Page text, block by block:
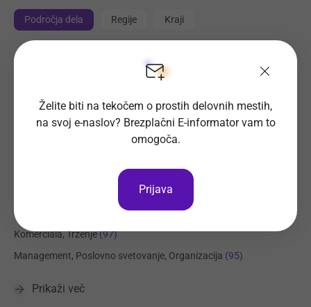
Področja dela Regije Kraji
Proizvodnja, Steklarstvo
Trgovina (216)
Transport, Nabava, Logistika(204)
Strojništvo, Metalurgija, Rudarstvo
Prehrambena industrija, Živilstvo(137)
Elektrotehnika, Elektronika, Telekomunikacije
Administracija
Komerciala, Trženje(97)
Management, Poslovno svetovanje, Organizacija (95)
Prikaži več
Želite biti na tekočem o prostih delovnih mestih,
na svoj e-naslov? Brezplačni E-informator vam to
omogoča.
Prijava